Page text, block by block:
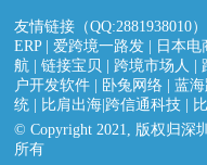
友情链接（QQ:2881938010）
ERP|爱跨境一路发 日本电
航 |链接宝贝 |跨境市场人 |
户开发软件
卧兔网络 |蓝
统
比肩出海|跨信通科技
© Copyright 2021, 版权归深
所有